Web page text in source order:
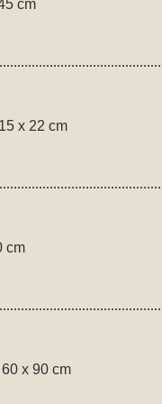
cm
x 22 cm
cm
x 90 cm